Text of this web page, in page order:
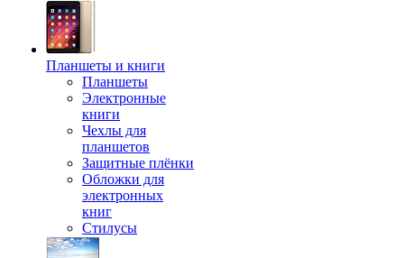
Планшеты и книги
Планшеты
Электронные
книги
Чехлы для
планшетов
Защитные плёнки
Обложки для
электронных
книг
Стилусы